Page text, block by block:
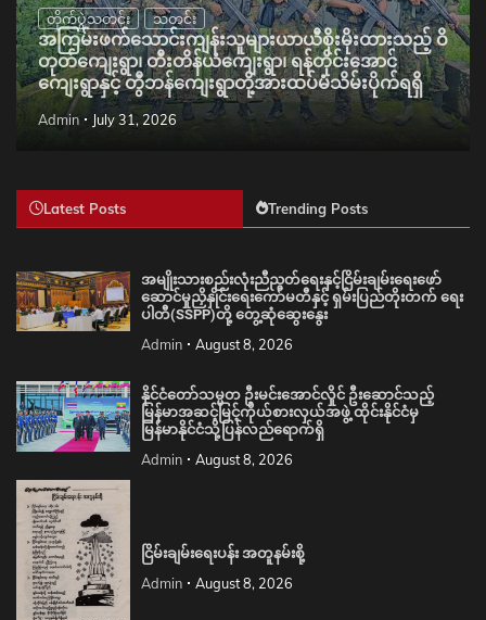
တိုက်ပွဲသတင်း သတင်း
အကြမ်းဖက်သောင်းကျန်းသူများယာယီစိုးမိုးထားသည့် ဝိ
တုတ်ကျေးရွာ၊ တီးတိန်ယံကျေးရွာ၊ ရန်တိုင်းအောင်
ကျေးရွာနှင့် တွီဘန်ကျေးရွာတို့အားထပ်မံသိမ်းပိုက်ရရှိ
Admin July 31, 2026
Latest Posts Trending Posts
အမျိုးသားစည်းလုံးညီညွတ်ရေးနှင့်ငြိမ်းချမ်းရေးဖော်
ဆောင်မှုညှိနှိုင်းရေးကော်မတီနှင့် ရှမ်းပြည်တိုးတက် ရေး
ပါတီ(SSPP)တို့ တွေ့ဆုံဆွေးနွေး
Admin August 8, 2026
နိုင်ငံတော်သမ္မတ ဦးမင်းအောင်လှိုင် ဦးဆောင်သည့်
မြန်မာအဆင့်မြင့်ကိုယ်စားလှယ်အဖွဲ့ ထိုင်းနိုင်ငံမှ
မြန်မာနိုင်ငံသို့ပြန်လည်ရောက်ရှိ
Admin August 8, 2026
ငြိမ်းချမ်းရေးပန်း အတူနမ်းစို့
Admin August 8, 2026